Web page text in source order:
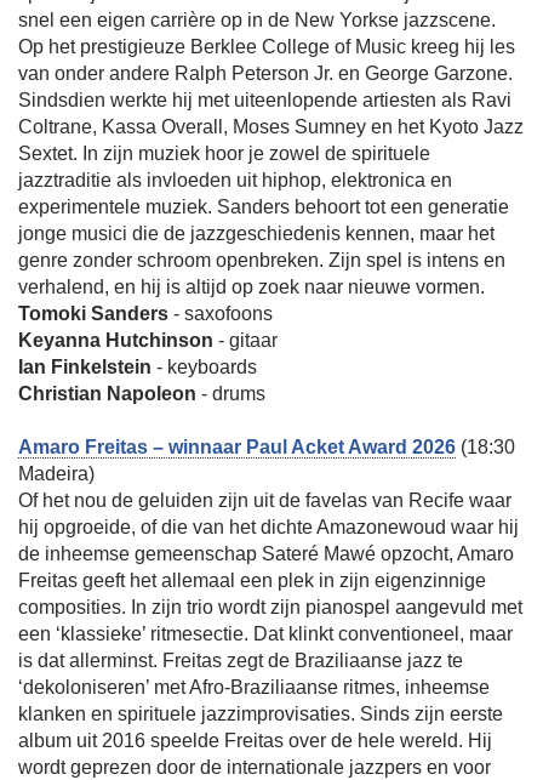
snel een eigen carrière op in de New Yorkse jazzscene.
Op het prestigieuze Berklee College of Music kreeg hij les
van onder andere Ralph Peterson Jr. en George Garzone.
Sindsdien werkte hij met uiteenlopende artiesten als Ravi
Coltrane, Kassa Overall, Moses Sumney en het Kyoto Jazz
Sextet. In zijn muziek hoor je zowel de spirituele
jazztraditie als invloeden uit hiphop, elektronica en
experimentele muziek. Sanders behoort tot een generatie
jonge musici die de jazzgeschiedenis kennen, maar het
genre zonder schroom openbreken. Zijn spel is intens en
verhalend, en hij is altijd op zoek naar nieuwe vormen.
Tomoki Sanders - saxofoons
Keyanna Hutchinson - gitaar
Ian Finkelstein - keyboards
Christian Napoleon - drums
Amaro Freitas – winnaar Paul Acket Award 2026 (18:30
Madeira)
Of het nou de geluiden zijn uit de favelas van Recife waar
hij opgroeide, of die van het dichte Amazonewoud waar hij
de inheemse gemeenschap Sateré Mawé opzocht, Amaro
Freitas geeft het allemaal een plek in zijn eigenzinnige
composities. In zijn trio wordt zijn pianospel aangevuld met
een ‘klassieke’ ritmesectie. Dat klinkt conventioneel, maar
is dat allerminst. Freitas zegt de Braziliaanse jazz te
‘dekoloniseren’ met Afro-Braziliaanse ritmes, inheemse
klanken en spirituele jazzimprovisaties. Sinds zijn eerste
album uit 2016 speelde Freitas over de hele wereld. Hij
wordt geprezen door de internationale jazzpers en voor